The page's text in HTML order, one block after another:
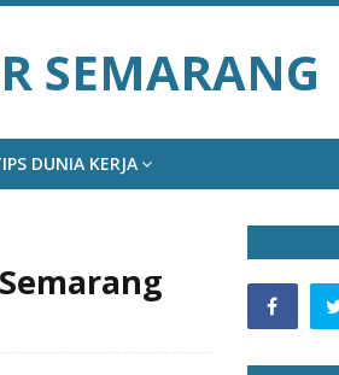
SEMARANG
DUNIA KERJA